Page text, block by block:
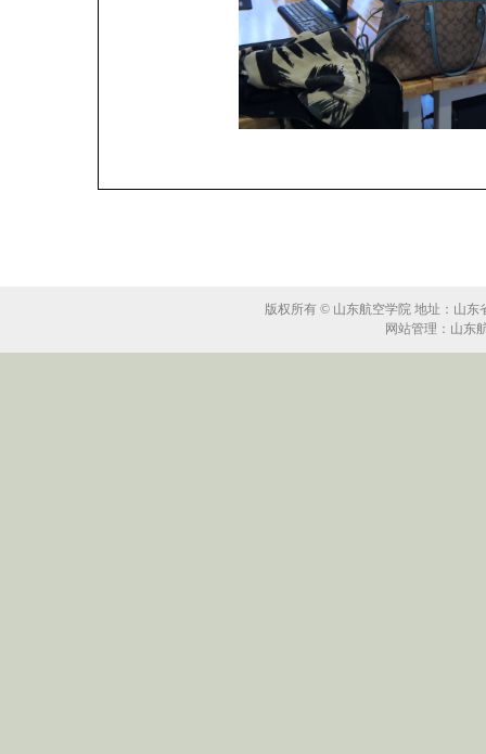
版权所有 © 山东航空学院 地址：山东
网站管理：山东